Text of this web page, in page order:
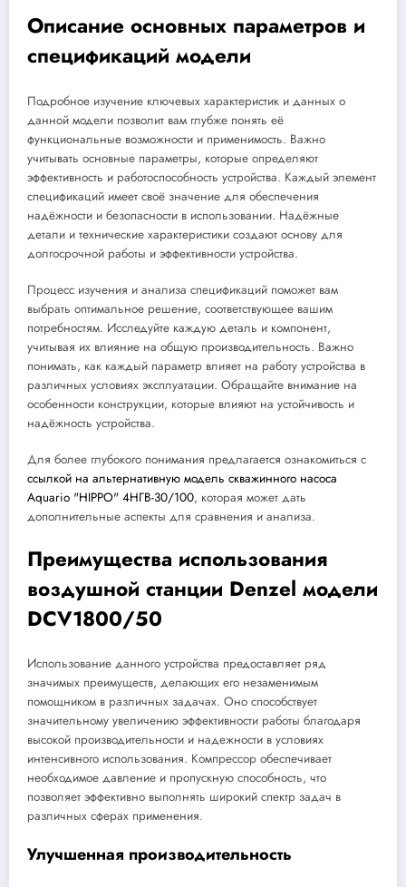
Описание основных параметров и
спецификаций модели
Подробное изучение ключевых характеристик и данных о
данной модели позволит вам глубже понять её
функциональные возможности и применимость. Важно
учитывать основные параметры, которые определяют
эффективность и работоспособность устройства. Каждый элемент
спецификаций имеет своё значение для обеспечения
надёжности и безопасности в использовании. Надёжные
детали и технические характеристики создают основу для
долгосрочной работы и эффективности устройства.
Процесс изучения и анализа спецификаций поможет вам
выбрать оптимальное решение, соответствующее вашим
потребностям. Исследуйте каждую деталь и компонент,
учитывая их влияние на общую производительность. Важно
понимать, как каждый параметр влияет на работу устройства в
различных условиях эксплуатации. Обращайте внимание на
особенности конструкции, которые влияют на устойчивость и
надёжность устройства.
Для более глубокого понимания предлагается ознакомиться с
ссылкой на альтернативную модель скважинного насоса
Aquario "HIPPO" 4НГВ-30/100, которая может дать
дополнительные аспекты для сравнения и анализа.
Преимущества использования
воздушной станции Denzel модели
DCV1800/50
Использование данного устройства предоставляет ряд
значимых преимуществ, делающих его незаменимым
помощником в различных задачах. Оно способствует
значительному увеличению эффективности работы благодаря
высокой производительности и надежности в условиях
интенсивного использования. Компрессор обеспечивает
необходимое давление и пропускную способность, что
позволяет эффективно выполнять широкий спектр задач в
различных сферах применения.
Улучшенная производительность